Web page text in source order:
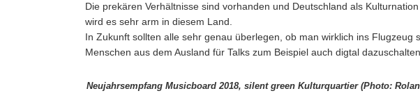
Die prekären Verhältnisse sind vorhanden und Deutschland als
wird es sehr arm in diesem Land.
In Zukunft sollten alle sehr genau überlegen, ob man wirklich ins
Menschen aus dem Ausland für Talks zum Beispiel auch digtal dazuschalten.
Neujahrsempfang Musicboard 2018, silent green Kulturquartier (Photo: